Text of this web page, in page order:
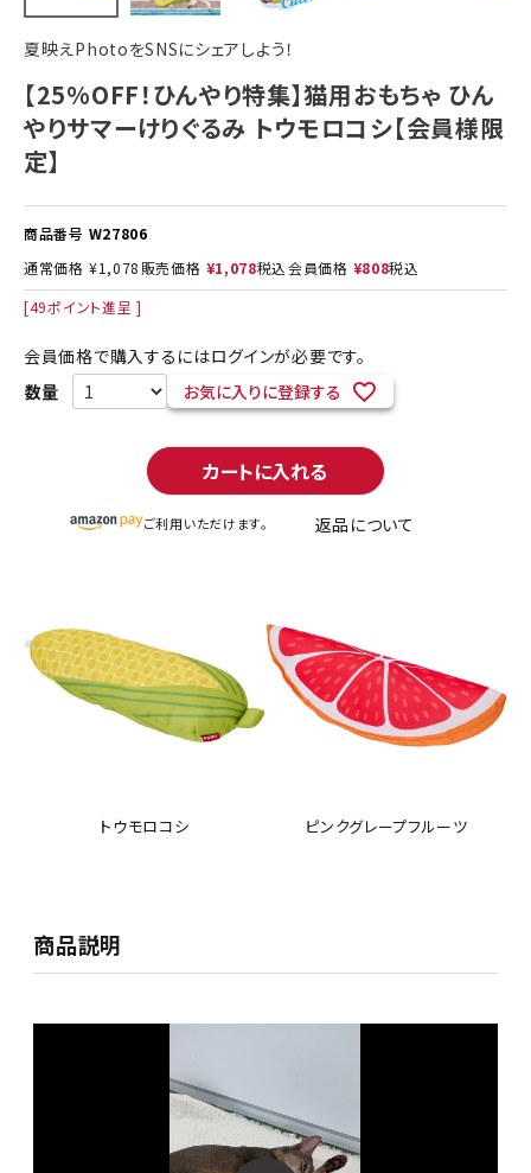
夏映えPhotoをSNSにシェアしよう！
【25%OFF！ひんやり特集】猫用おもちゃ ひん
やりサマーけりぐるみ トウモロコシ【会員様限
定】
商品番号 W27806
通常価格 ¥1,078 販売価格 ¥1,078税込会員価格 ¥808税込
[49ポイント進呈 ]
会員価格で購入するにはログインが必要です。
お気に入りに登録する
カートに入れる
ご利用いただけます。 返品について
トウモロコシ ピンクグレープフルーツ
商品説明